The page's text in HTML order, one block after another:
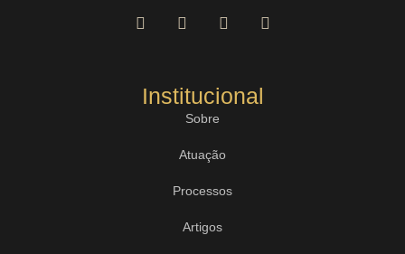
Institucional
Sobre
Atuação
Processos
Artigos